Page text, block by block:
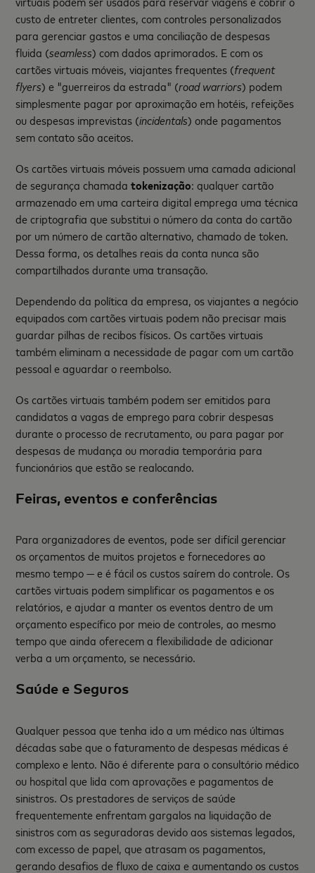
custo de entreter clientes, com controles personalizados
para gerenciar gastos e uma conciliação de despesas
fluida (seamless) com dados aprimorados. E com os
cartões virtuais móveis, viajantes frequentes (frequent
flyers) e "guerreiros da estrada" (road warriors) podem
simplesmente pagar por aproximação em hotéis, refeições
ou despesas imprevistas (incidentals) onde pagamentos
sem contato são aceitos.
Os cartões virtuais móveis possuem uma camada adicional
de segurança chamadatokenização: qualquer cartão
armazenado em uma carteira digital emprega uma técnica
de criptografia que substitui o número da conta do cartão
por um número de cartão alternativo, chamado de token.
Dessa forma, os detalhes reais da conta nunca são
compartilhados durante uma transação.
Dependendo da política da empresa, os viajantes a negócio
equipados com cartões virtuais podem não precisar mais
guardar pilhas de recibos físicos. Os cartões virtuais
também eliminam a necessidade de pagar com um cartão
pessoal e aguardar o reembolso.
Os cartões virtuais também podem ser emitidos para
candidatos a vagas de emprego para cobrir despesas
durante o processo de recrutamento, ou para pagar por
despesas de mudança ou moradia temporária para
funcionários que estão se realocando.
Feiras, eventos e conferências
Para organizadores de eventos, pode ser difícil gerenciar
os orçamentos de muitos projetos e fornecedores ao
mesmo tempo — e é fácil os custos saírem do controle. Os
cartões virtuais podem simplificar os pagamentos e os
relatórios, e ajudar a manter os eventos dentro de um
orçamento específico por meio de controles, ao mesmo
tempo que ainda oferecem a flexibilidade de adicionar
verba a um orçamento, se necessário.
Saúde e Seguros
Qualquer pessoa que tenha ido a um médico nas últimas
décadas sabe que o faturamento de despesas médicas é
complexo e lento. Não é diferente para o consultório médico
ou hospital que lida com aprovações e pagamentos de
sinistros. Os prestadores de serviços de saúde
frequentemente enfrentam gargalos na liquidação de
sinistros com as seguradoras devido aos sistemas legados,
com excesso de papel, que atrasam os pagamentos,
gerando desafios de fluxo de caixa e aumentando os custos